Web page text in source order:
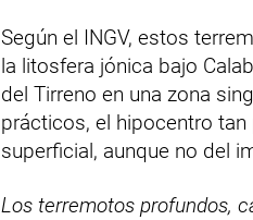
Según el INGV, estos
la litosfera jónica bajo
del Tirreno en una zona
prácticos, el hipocentro
superficial, aunque no del
Los terremotos profundos,